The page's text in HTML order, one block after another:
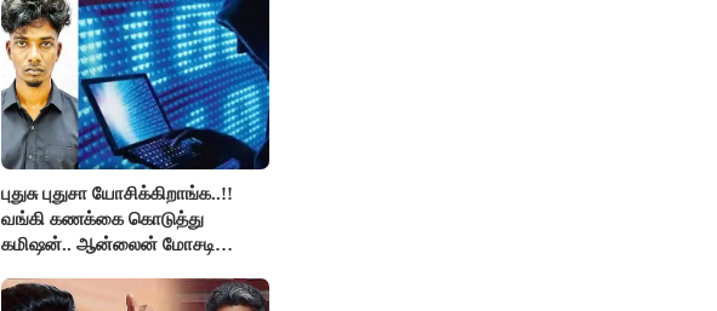
புதுசு புதுசா யோசிக்கிறாங்க..!!
வங்கி கணக்கை கொடுத்து
கமிஷன்.. ஆன்லைன் மோசடி
கைது..!!